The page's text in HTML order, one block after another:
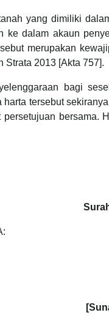
yang dimiliki
ke dalam akaun
merupakan
Strata 2013 [Akta 757].
bagi
tersebut
bersama.